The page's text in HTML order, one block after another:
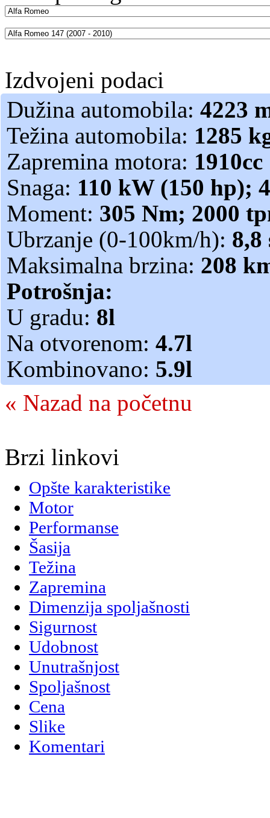
Izdvojeni podaci
Dužina automobila: 4223
Težina automobila: 1285
Zapremina motora: 1910cc
Snaga: 110 kW (150 hp);
Moment: 305 Nm; 2000
Ubrzanje (0-100km/h): 8,8
Maksimalna brzina: 208
Potrošnja:
U gradu: 8l
Na otvorenom: 4.7l
Kombinovano: 5.9l
« Nazad na početnu
Brzi linkovi
Opšte karakteristike
Motor
Performanse
Šasija
Težina
Zapremina
Dimenzija spoljašnosti
Sigurnost
Udobnost
Unutrašnjost
Spoljašnost
Cena
Slike
Komentari